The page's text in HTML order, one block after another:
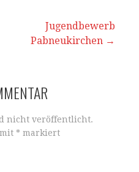
Jugendbewerb
Pabneukirchen →
nicht veröffentlicht.
* markiert